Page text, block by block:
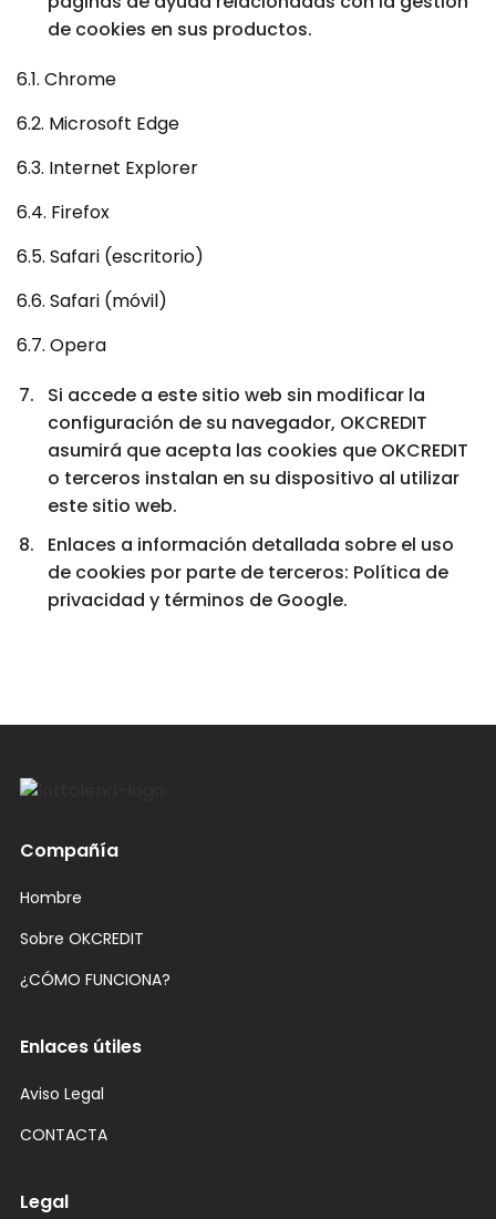
de cookies en sus productos.
6.1. Chrome
6.2. Microsoft Edge
6.3. Internet Explorer
6.4. Firefox
6.5. Safari (escritorio)
6.6. Safari (móvil)
6.7. Opera
Si accede a este sitio web sin modificar la
configuración de su navegador, OKCREDIT
asumirá que acepta las cookies que OKCREDIT
o terceros instalan en su dispositivo al utilizar
este sitio web.
Enlaces a información detallada sobre el uso
de cookies por parte de terceros: Política de
privacidad y términos de Google.
Compañía
Hombre
Sobre OKCREDIT
¿CÓMO FUNCIONA?
Enlaces útiles
Aviso Legal
CONTACTA
Legal